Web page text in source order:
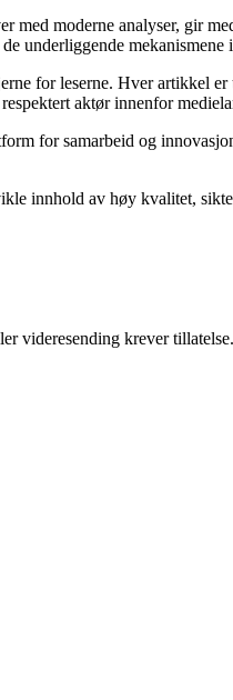
moderne analyser, gir
underliggende
for leserne. Hver artikkel
aktør innenfor
for samarbeid og
innhold av høy kvalitet,
videresending krever tillatelse.